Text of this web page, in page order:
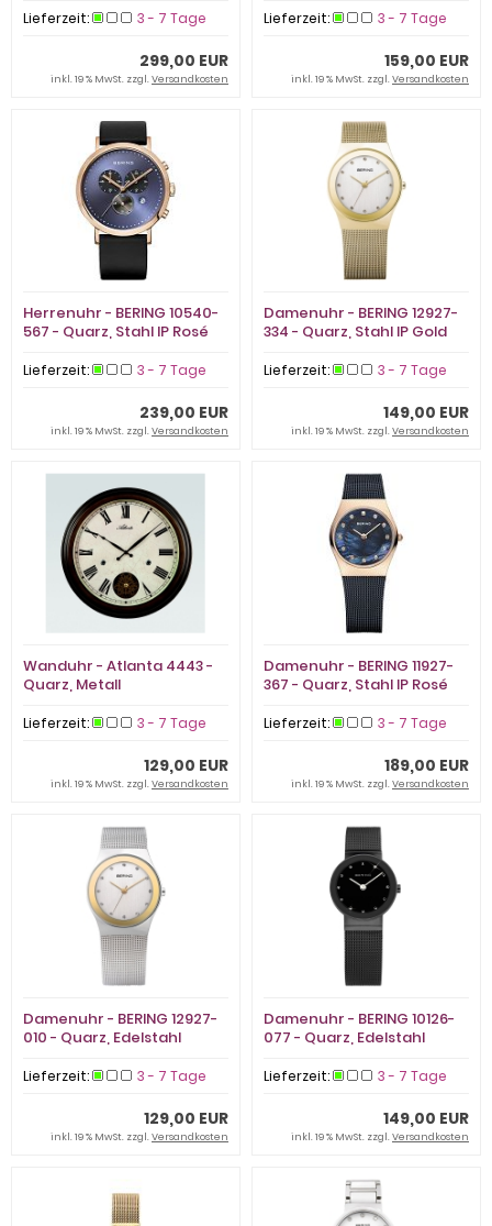
Lieferzeit: 3 - 7 Tage
299,00 EUR
inkl. 19 % MwSt. zzgl.Versandkosten
Lieferzeit: 3 - 7 Tage
159,00 EUR
inkl. 19 % MwSt. zzgl.Versandkosten
Herrenuhr - BERING 10540-
567 - Quarz, Stahl IP Rosé
Lieferzeit: 3 - 7 Tage
239,00 EUR
inkl. 19 % MwSt. zzgl.Versandkosten
Damenuhr - BERING 12927-
334 - Quarz, Stahl IP Gold
Lieferzeit: 3 - 7 Tage
149,00 EUR
inkl. 19 % MwSt. zzgl.Versandkosten
Wanduhr - Atlanta 4443 -
Quarz, Metall
Lieferzeit: 3 - 7 Tage
129,00 EUR
inkl. 19 % MwSt. zzgl.Versandkosten
Damenuhr - BERING 11927-
367 - Quarz, Stahl IP Rosé
Lieferzeit: 3 - 7 Tage
189,00 EUR
inkl. 19 % MwSt. zzgl.Versandkosten
Damenuhr - BERING 12927-
010 - Quarz, Edelstahl
Lieferzeit: 3 - 7 Tage
129,00 EUR
inkl. 19 % MwSt. zzgl.Versandkosten
Damenuhr - BERING 10126-
077 - Quarz, Edelstahl
Lieferzeit: 3 - 7 Tage
149,00 EUR
inkl. 19 % MwSt. zzgl.Versandkosten